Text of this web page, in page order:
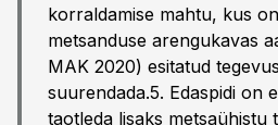
korraldamise mahtu, kus
metsanduse arengukavas
MAK 2020) esitatud
suurendada.5. Edaspidi on
taotleda lisaks metsaühistu